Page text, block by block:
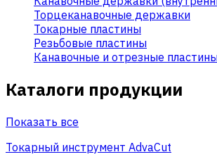
Торцеканавочные державки
Токарные пластины
Резьбовые пластины
Канавочные и отрезные
Каталоги продукции
Показать все
Токарный инструмент AdvaCut